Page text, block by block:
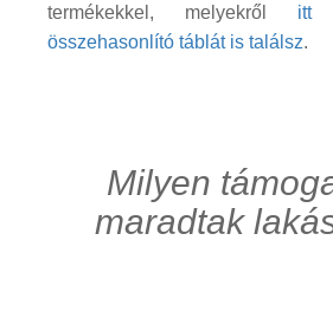
termékekkel, melyekről itt
összehasonlító táblát is találsz.
Milyen
maradtak